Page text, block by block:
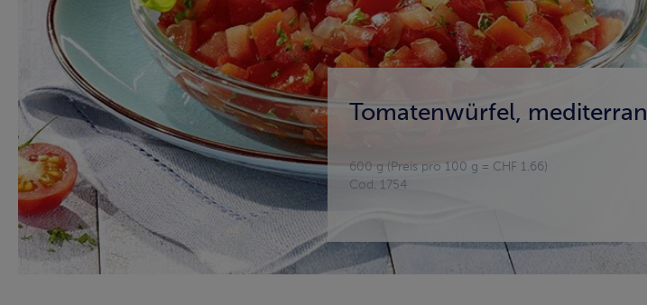
Tomatenwürfel, mediterran
600 g (Preis pro 100 g = CHF 1.66)
Cod. 1754